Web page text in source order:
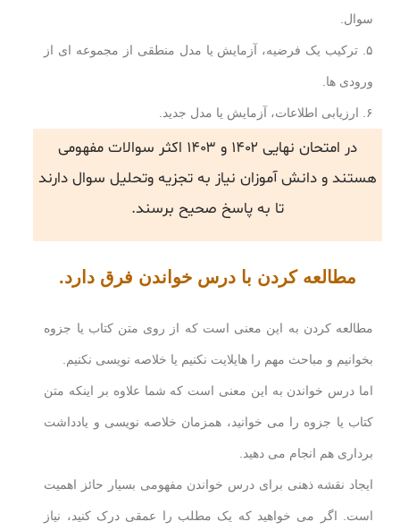
سوال.
۵. ترکیب یک فرضیه، آزمایش یا مدل منطقی از مجموعه ای از
ورودی ها.
۶. ارزیابی اطلاعات، آزمایش یا مدل جدید.
در امتحان نهایی ۱۴۰۲ و ۱۴۰۳ اکثر سوالات مفهومی
هستند و دانش آموزان نیاز به تجزیه وتحلیل سوال دارند
تا به پاسخ صحیح برسند.
مطالعه کردن با درس خواندن فرق دارد.
مطالعه کردن به این معنی است که از روی متن کتاب یا جزوه
بخوانیم و مباحث مهم را هایلایت نکنیم یا خلاصه نویسی نکنیم.
اما درس خواندن به این معنی است که شما علاوه بر اینکه متن
کتاب یا جزوه را می خوانید، همزمان خلاصه نویسی و یادداشت
برداری هم انجام می دهید.
ایجاد نقشه ذهنی برای درس خواندن مفهومی بسیار حائز اهمیت
است. اگر می خواهید که یک مطلب را عمقی درک کنید، نیاز